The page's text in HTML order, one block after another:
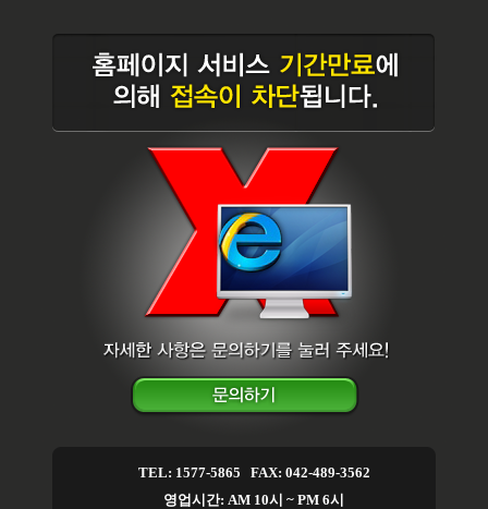
TEL: 1577-5865 FAX: 042-489-3562
영업시간: AM 10시 ~ PM 6시